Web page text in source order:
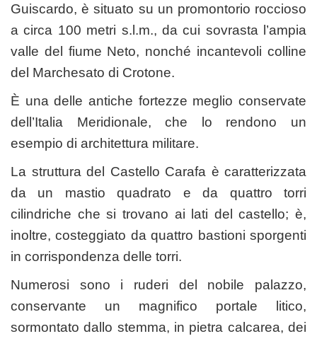
Guiscardo, è situato su un promontorio roccioso
a circa 100 metri s.l.m., da cui sovrasta l’ampia
valle del fiume Neto, nonché incantevoli colline
del Marchesato di Crotone.
È una delle antiche fortezze meglio conservate
dell’Italia Meridionale, che lo rendono un
esempio di architettura militare.
La struttura del Castello Carafa è caratterizzata
da un mastio quadrato e da quattro torri
cilindriche che si trovano ai lati del castello; è,
inoltre, costeggiato da quattro bastioni sporgenti
in corrispondenza delle torri.
Numerosi sono i ruderi del nobile palazzo,
conservante un magnifico portale litico,
sormontato dallo stemma, in pietra calcarea, dei